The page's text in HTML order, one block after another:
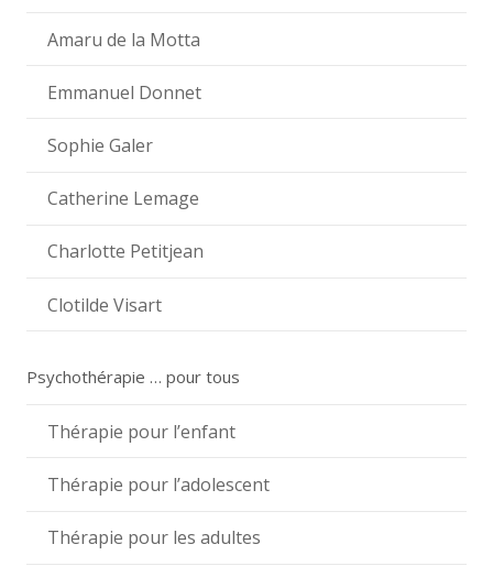
Amaru de la Motta
Emmanuel Donnet
Sophie Galer
Catherine Lemage
Charlotte Petitjean
Clotilde Visart
Psychothérapie … pour tous
Thérapie pour l’enfant
Thérapie pour l’adolescent
Thérapie pour les adultes